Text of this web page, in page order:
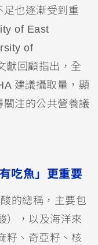
也逐漸受到重
of East
of
獻回顧指出，全
建議攝取量，顯
注的公共營養議
吃魚」更重要
的總稱，主要包
），以及海洋來
籽、奇亞籽、核